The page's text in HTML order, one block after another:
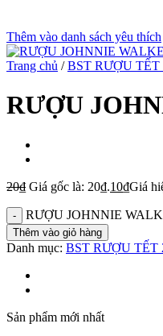
Thêm vào danh sách yêu thích
Trang chủ / BST RƯỢU TẾT
RƯỢU
20₫ Giá gốc là: 20₫.10₫Giá
RƯỢU JOHNNIE
Thêm vào giỏ hàng
Danh mục: BST RƯỢU TẾT
Sản phẩm mới nhất